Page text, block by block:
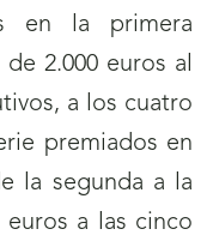
en la primera
2.000 euros al
a los cuatro
premiados en
la segunda a la
euros a las cinco